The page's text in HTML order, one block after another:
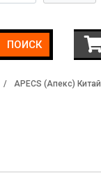
ПОИСК
/ APECS (Апекс) Китай